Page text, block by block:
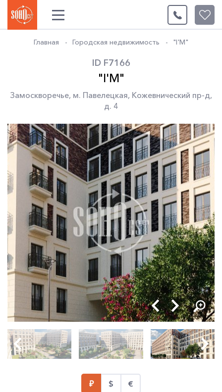
0
Главная Городская недвижимость "I'M"
ID F7166
"I'M"
Замоскворечье, м. Павелецкая, Кожевнический пр-д,
д. 4